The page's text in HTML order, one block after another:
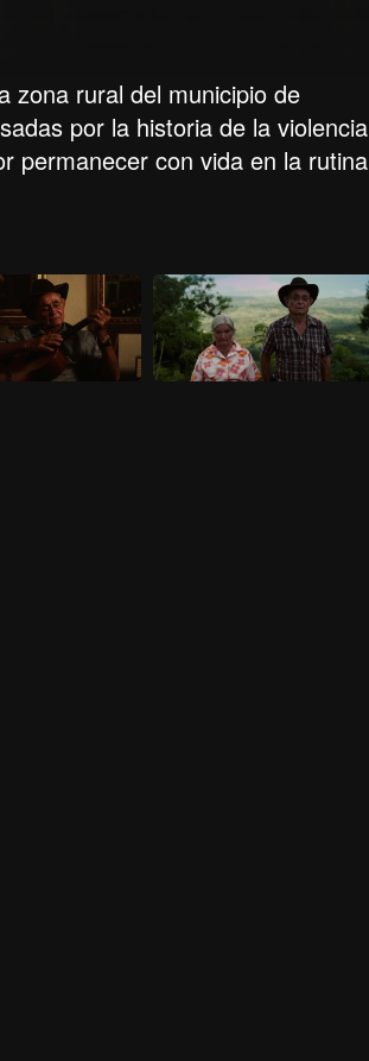
zona rural del municipio de
por la historia de la violencia
permanecer con vida en la rutina